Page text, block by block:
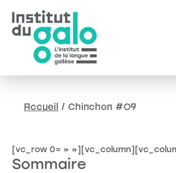
Accueil / Chinchon #09
[vc_row 0= »
Sommaire